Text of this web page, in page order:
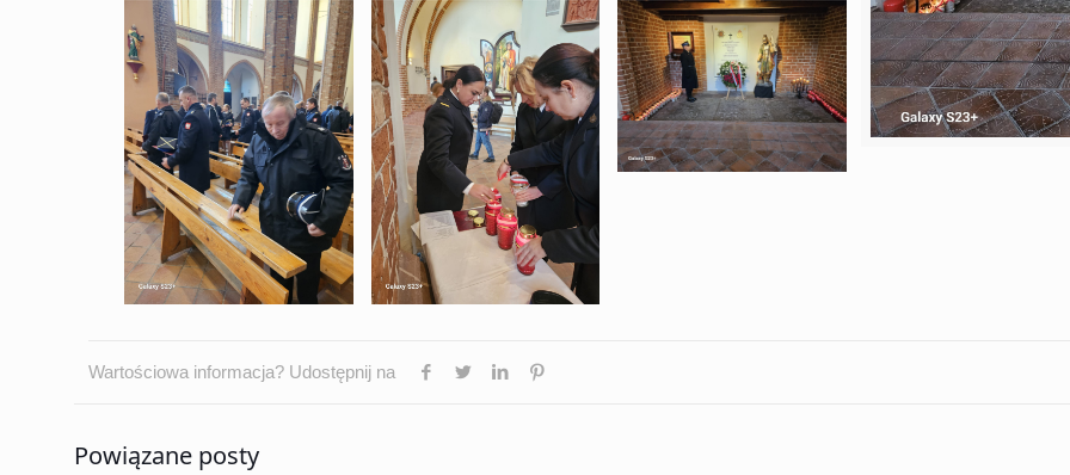
Wartościowa informacja? Udostępnij na
Powiązane posty